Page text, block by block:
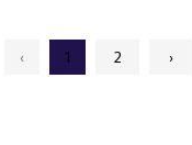
‹ 1 2 ›